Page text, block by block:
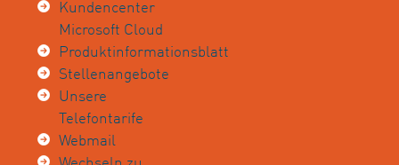
Kundencenter
Microsoft Cloud
Produktinformationsblatt
Stellenangebote
Unsere
Telefontarife
Webmail